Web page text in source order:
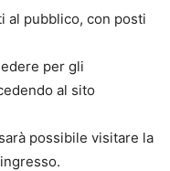
al pubblico, con posti
per gli
al sito
possibile visitare la